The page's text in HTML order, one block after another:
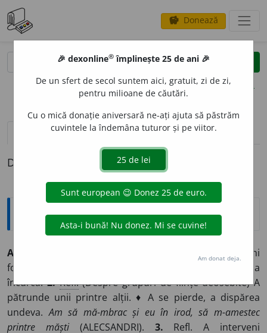
savings Donează
clear
opțiuni
definiții (1) pronunțievolume_up (21)
Definiția cu ID-ul 527832:
Explicative DEX
AMESTEC
A (se) uni
formînd un amestec. ♦
A schimba ordinea; a
încurca.2. Refl.(Despre grupuri de ființe deosebite) A
pătrunde unii printre alții. ♦ A se pierde, a dispărea
undeva.Am să mă-mbrac și eu în irod, să m-amestec
printre măști(ALECSANDRI). 3. Refl. A interveni
🎉 dexonline® împlinește 25 de ani 🎉
De un sfert de secol suntem aici, gratuit, zi de zi,
pentru milioane de căutări.
Cu o mică donație aniversară ne-ați ajuta să păstrăm
cuvintele la îndemâna tuturor și pe viitor.
Am donat deja.